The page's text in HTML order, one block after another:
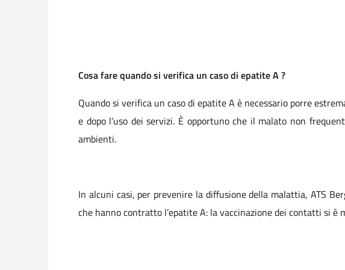
Cosa fare quando si verifica un caso di epatite A ?
Quando si verifica un caso di epatite A è necessario porre
e dopo l’uso dei servizi. È opportuno che il malato non
ambienti.
In alcuni casi, per prevenire la diffusione della malattia, ATS
che hanno contratto l’epatite A: la vaccinazione dei contatti si è